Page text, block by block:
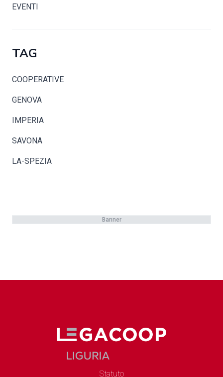
EVENTI
TAG
COOPERATIVE
GENOVA
IMPERIA
SAVONA
LA-SPEZIA
Banner
Statuto